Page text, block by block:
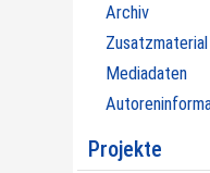
Archiv
Zusatzmaterial
Mediadaten
Projekte